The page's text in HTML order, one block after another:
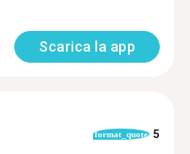
Scarica la app
format_quote 5